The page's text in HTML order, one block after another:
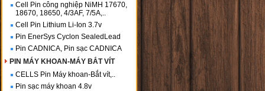
Cell Pin công nghiệp NiMH 17670,
18670, 18650, 4/3AF, 7/5A,..
Cell Pin Lithium Li-Ion 3.7v
Pin EnerSys Cyclon SealedLead
Pin CADNICA, Pin sạc CADNICA
PIN MÁY KHOAN-MÁY BẮT VÍT
CELLS Pin Máy khoan-Bắt vít,..
Pin sạc máy khoan 4.8v